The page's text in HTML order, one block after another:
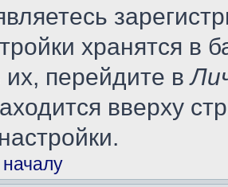
хранятся в
их, перейдите в
вверху